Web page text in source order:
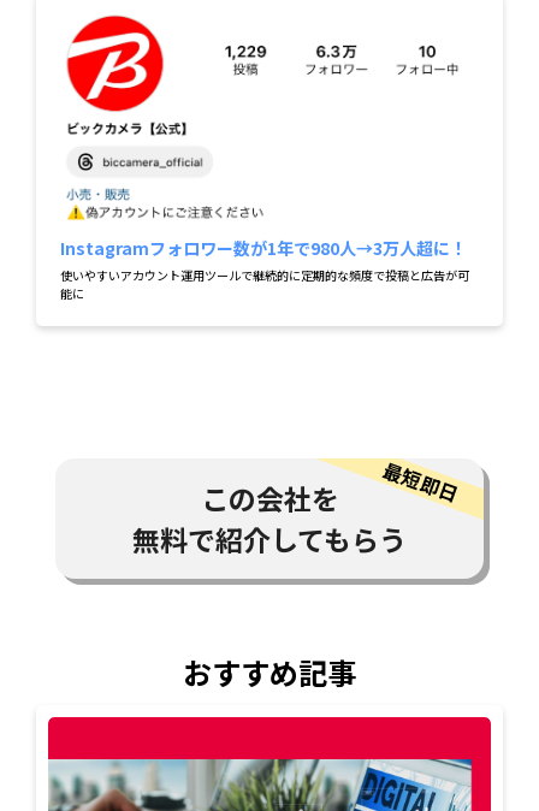
Instagramフォロワー数が1年で980人→3万人超に！
使いやすいアカウント運用ツールで継続的に定期的な頻度で投稿と広告が可
能に
この会社を
無料で紹介してもらう
おすすめ記事